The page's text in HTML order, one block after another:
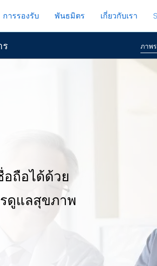
การรองรับ พันธมิตร เกี่ยวกับเรา
ร
ภาพ
ถือได้ด้วย
ดูแลสุขภาพ